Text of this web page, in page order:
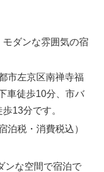
ダンな雰囲気の宿
市左京区南禅寺福
車徒歩10分、市バ
13分です。
泊税・消費税込）
ンな空間で宿泊で